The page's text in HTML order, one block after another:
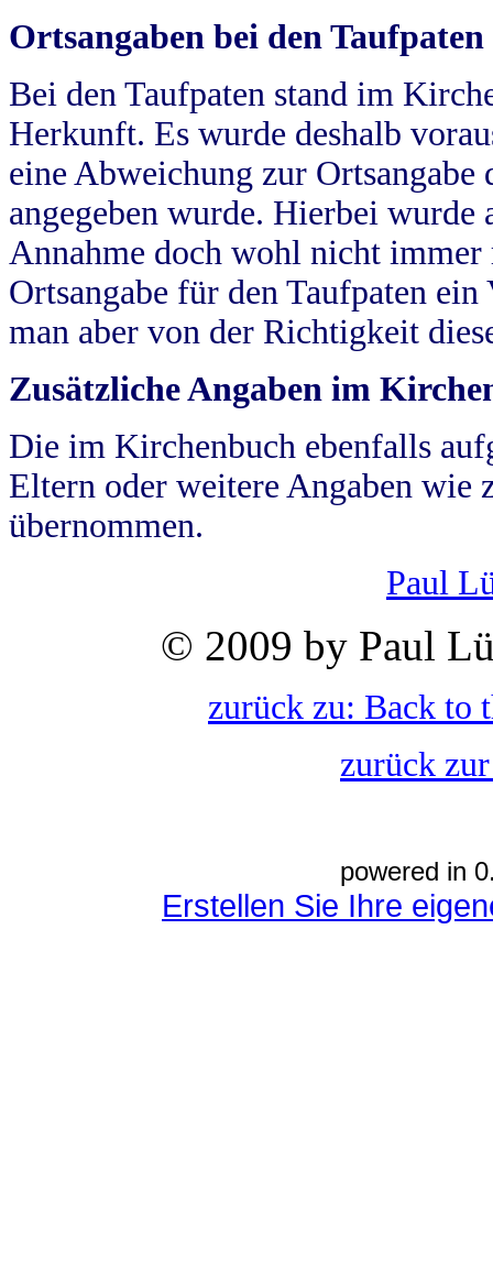
Ortsangaben bei den Taufpaten
Bei den Taufpaten stand im
Herkunft. Es wurde deshalb
eine Abweichung zur
angegeben wurde. Hierbei wurde
Annahme doch wohl nicht
Ortsangabe für den Taufpaten
man aber von der Richtigkeit
Zusätzliche Angaben im
Die im Kirchenbuch ebenfalls
Eltern oder weitere Angaben wie
übernommen.
Paul
© 2009 by Paul
zurück zu: Back to
zurück
powered in
Erstellen Sie Ihre